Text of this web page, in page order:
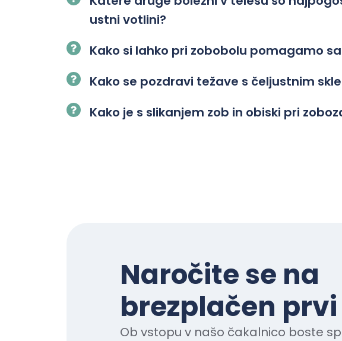
ustni votlini?
Kako si lahko pri zobobolu pomagamo
Kako se pozdravi težave s čeljustnim
Kako je s slikanjem zob in obiski pri
Naročite se na
brezplačen
Ob vstopu v našo čakalnico boste